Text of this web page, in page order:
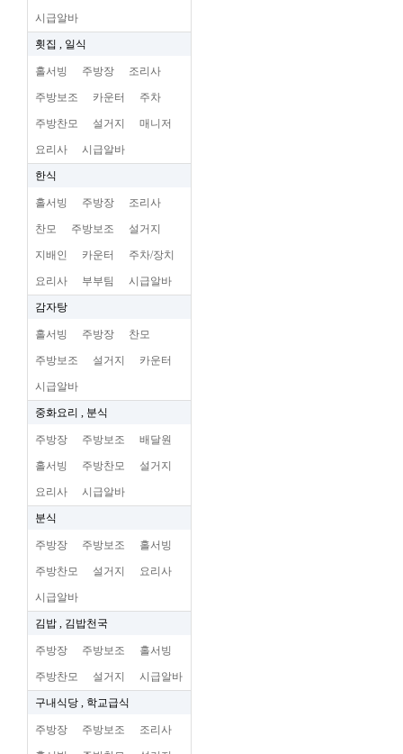
시급알바
횟집 , 일식
홀서빙 주방장 조리사
주방보조 카운터 주차
주방찬모 설거지 매니저
요리사 시급알바
한식
홀서빙 주방장 조리사
찬모 주방보조 설거지
지배인 카운터 주차/장치
요리사 부부팀 시급알바
감자탕
홀서빙 주방장 찬모
주방보조 설거지 카운터
시급알바
중화요리 , 분식
주방장 주방보조 배달원
홀서빙 주방찬모 설거지
요리사 시급알바
분식
주방장 주방보조 홀서빙
주방찬모 설거지 요리사
시급알바
김밥 , 김밥천국
주방장 주방보조 홀서빙
주방찬모 설거지 시급알바
구내식당 , 학교급식
주방장 주방보조 조리사